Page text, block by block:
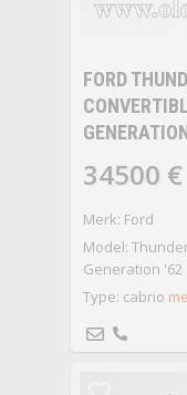
FORD
34500 €
Merk: Ford
Model:
Generation '62
Type: cabrio